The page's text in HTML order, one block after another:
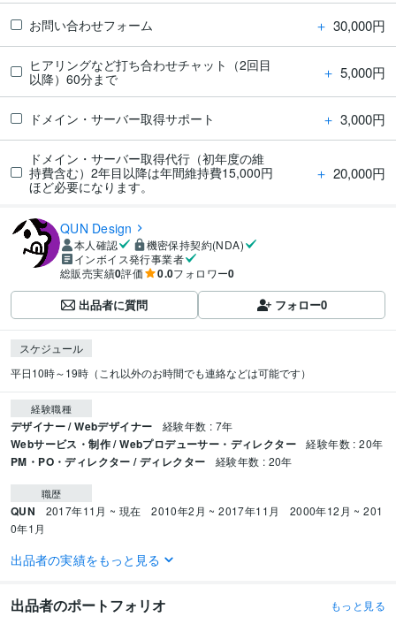
お問い合わせフォーム ＋ 30,000円
ヒアリングなど打ち合わせチャット（2回目
以降）60分まで
＋ 5,000円
ドメイン・サーバー取得サポート ＋ 3,000円
ドメイン・サーバー取得代行（初年度の維
持費含む）2年目以降は年間維持費15,000円
ほど必要になります。
＋ 20,000円
QUN Design
本人確認
機密保持契約(NDA)
インボイス発行事業者
総販売実績0評価 0.0フォロワー0
出品者に質問 フォロー0
スケジュール
平日10時～19時（これ以外のお時間でも連絡などは可能です）
経験職種
デザイナー / Webデザイナー 経験年数 : 7年
Webサービス・制作 / Webプロデューサー・ディレクター 経験年数 : 20年
PM・PO・ディレクター / ディレクター 経験年数 : 20年
職歴
QUN 2017年11月 ~ 現在 2010年2月 ~ 2017年11月
2000年12月 ~ 201
0年1月
受賞歴
ンタラクティブアドアワードウェブ広告部門入賞
出品者の実績をもっと見る
出品者のポートフォリオ もっと見る